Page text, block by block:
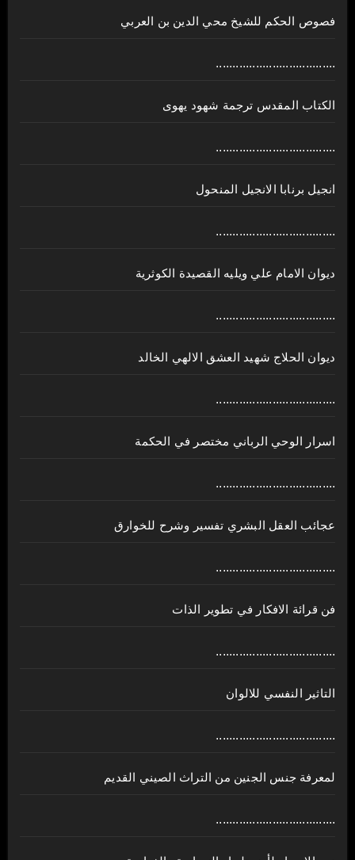
فصوص الحكم للشيخ محي الدين بن العربي
....................................
الكتاب المقدس ترجمة شهود يهوى
....................................
انجيل برنابا الانجيل المنحول
....................................
ديوان الامام علي ويليه القصيدة الكوثرية
....................................
ديوان الحلاج شهيد العشق الالهي الخالد
....................................
اسرار الوحي الرباني مختصر في الحكمة
....................................
عجائب العقل البشري تفسير وشرح للخوارق
....................................
فن قرائة الافكار في تطوير الذات
....................................
التاثير النفسي للالوان
....................................
لمعرفة جنس الجنين من التراث الصيني القديم
....................................